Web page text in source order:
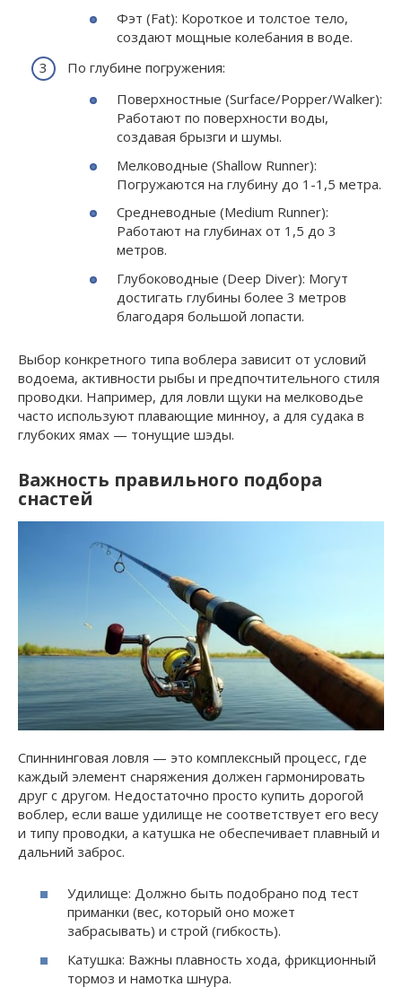
Фэт (Fat): Короткое и толстое тело,
создают мощные колебания в воде.
По глубине погружения:
Поверхностные (Surface/Popper/Walker):
Работают по поверхности воды,
создавая брызги и шумы.
Мелководные (Shallow Runner):
Погружаются на глубину до 1-1,5 метра.
Средневодные (Medium Runner):
Работают на глубинах от 1,5 до 3
метров.
Глубоководные (Deep Diver): Могут
достигать глубины более 3 метров
благодаря большой лопасти.
Выбор конкретного типа воблера зависит от условий
водоема, активности рыбы и предпочтительного стиля
проводки. Например, для ловли щуки на мелководье
часто используют плавающие минноу, а для судака в
глубоких ямах — тонущие шэды.
Важность правильного подбора
снастей
Спиннинговая ловля — это комплексный процесс, где
каждый элемент снаряжения должен гармонировать
друг с другом. Недостаточно просто купить дорогой
воблер, если ваше удилище не соответствует его весу
и типу проводки, а катушка не обеспечивает плавный и
дальний заброс.
Удилище: Должно быть подобрано под тест
приманки (вес, который оно может
забрасывать) и строй (гибкость).
Катушка: Важны плавность хода, фрикционный
тормоз и намотка шнура.